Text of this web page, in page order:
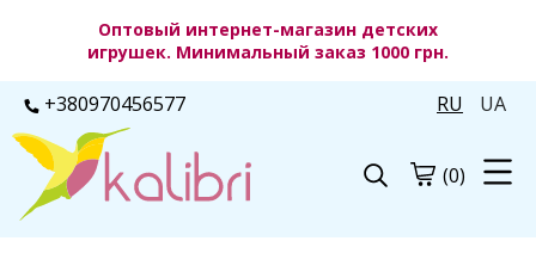
Оптовый интернет-магазин детских
игрушек. Минимальный заказ 1000 грн.
+380970456577 RU UA
(0)